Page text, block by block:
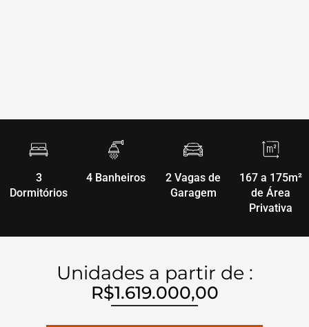
3
Dormitórios
4 Banheiros
2 Vagas de
Garagem
167 a 175m²
de Área
Privativa
Unidades a partir de :
R$1.619.000,00